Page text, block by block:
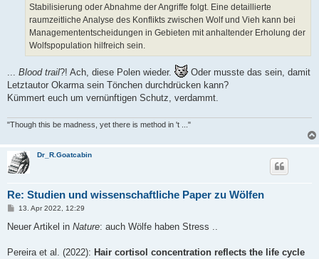
Stabilisierung oder Abnahme der Angriffe folgt. Eine detaillierte
raumzeitliche Analyse des Konflikts zwischen Wolf und Vieh kann bei
Managemententscheidungen in Gebieten mit anhaltender Erholung der
Wolfspopulation hilfreich sein.
... Blood trail?! Ach, diese Polen wieder.
Oder musste das sein, damit
Letztautor Okarma sein Tönchen durchdrücken kann?
Kümmert euch um vernünftigen Schutz, verdammt.
"Though this be madness, yet there is method in 't ..."
Dr_R.Goatcabin
Re: Studien und wissenschaftliche Paper zu Wölfen
B
i
a
13. Apr 2022, 12:29
Neuer Artikel in Nature: auch Wölfe haben Stress ..
Pereira et al. (2022): Hair cortisol concentration reflects the life cycle